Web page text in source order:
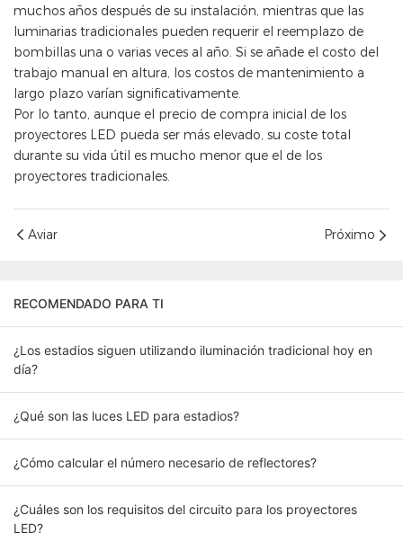
muchos años después de su instalación, mientras que las
luminarias tradicionales pueden requerir el reemplazo de
bombillas una o varias veces al año. Si se añade el costo del
trabajo manual en altura, los costos de mantenimiento a
largo plazo varían significativamente.
Por lo tanto, aunque el precio de compra inicial de los
proyectores LED pueda ser más elevado, su coste total
durante su vida útil es mucho menor que el de los
proyectores tradicionales.
Aviar Próximo
RECOMENDADO PARA TI
¿Los estadios siguen utilizando iluminación tradicional hoy en
día?
¿Qué son las luces LED para estadios?
¿Cómo calcular el número necesario de reflectores?
¿Cuáles son los requisitos del circuito para los proyectores
LED?